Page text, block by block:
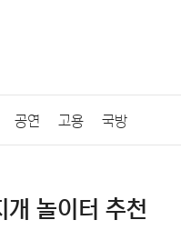
공연 고용 국방
암호화폐 블록체인
개 놀이터 추천